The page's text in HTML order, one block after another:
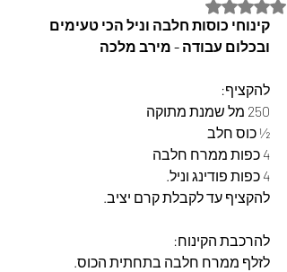
דירוג של NaN מתוך 5 כוכבים
קינוחי כוסות חלבה וניל הכי טעימים
ובכלום עבודה - מירב מלכה
להקציף:
250 מל שמנת מתוקה
½ כוס חלב
4 כפות ממרח חלבה
4 כפות פודינג וניל.
להקציף עד לקבלת קרם יציב.
להרכבת הקינוח:
לזלף ממרח חלבה בתחתית הכוס.